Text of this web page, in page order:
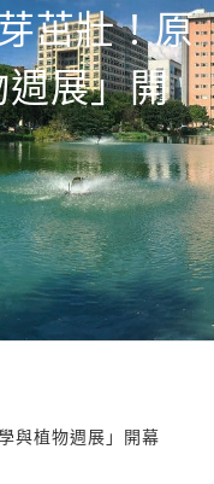
茁壯！原
展」開
與植物週展」開幕